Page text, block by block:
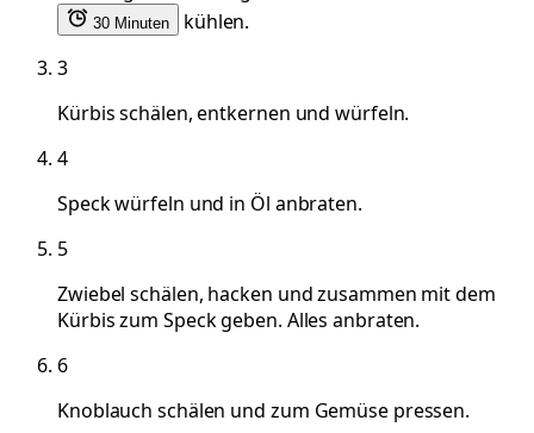
30 Minuten
kühlen.
3
Kürbis schälen, entkernen und würfeln.
4
Speck würfeln und in Öl anbraten.
5
Zwiebel schälen, hacken und zusammen mit dem
Kürbis zum Speck geben. Alles anbraten.
6
Knoblauch schälen und zum Gemüse pressen.